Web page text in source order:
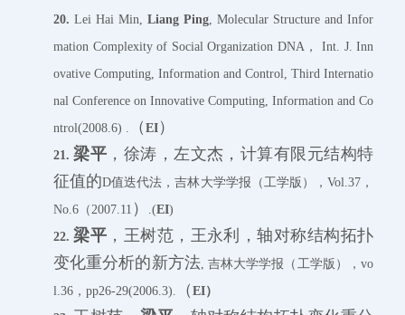
20. Lei Hai Min, Liang Ping , Molecular Structure and Infor
mation Complexity of Social Organization DNA， Int. J. Inn
ovative Computing, Information and Control, Third Internatio
nal Conference on Innovative Computing, Information and Co
ntrol(2008.6) .
（ EI ）
21.梁平 ，徐涛，左文杰，计算有限元结构特
征值的D值迭代法，吉林大学学报（工学版），Vol.37，
No.6（2007.11 ） .(EI)
22.梁平 ，王树范，王永利，轴对称结构拓扑
变化重分析的新方法, 吉林大学学报（工学版），vo
l.36，pp26-29(2006.3).
（ EI）